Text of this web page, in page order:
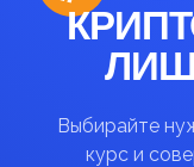
Выбирайте
курс и